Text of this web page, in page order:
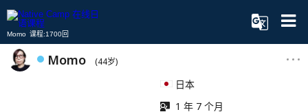
Momo 课程:1700回
Momo (44岁)
日本
1 年 7 个月